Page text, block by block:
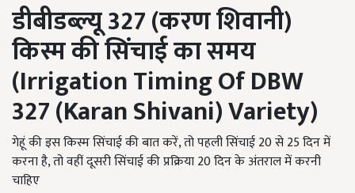
डीबीडब्ल्यू327 (करण शिवानी)
किस्म की सिंचाई का समय
(Irrigation Timing Of DBW
327 (Karan Shivani) Variety)
गेहूं की इस किस्म सिंचाई की बात करें, तो पहली सिंचाई 20 से 25 दिन में
करना है, तो वहीं दूसरी सिंचाई की प्रक्रिया 20 दिन के अंतराल में करनी
चाहिए